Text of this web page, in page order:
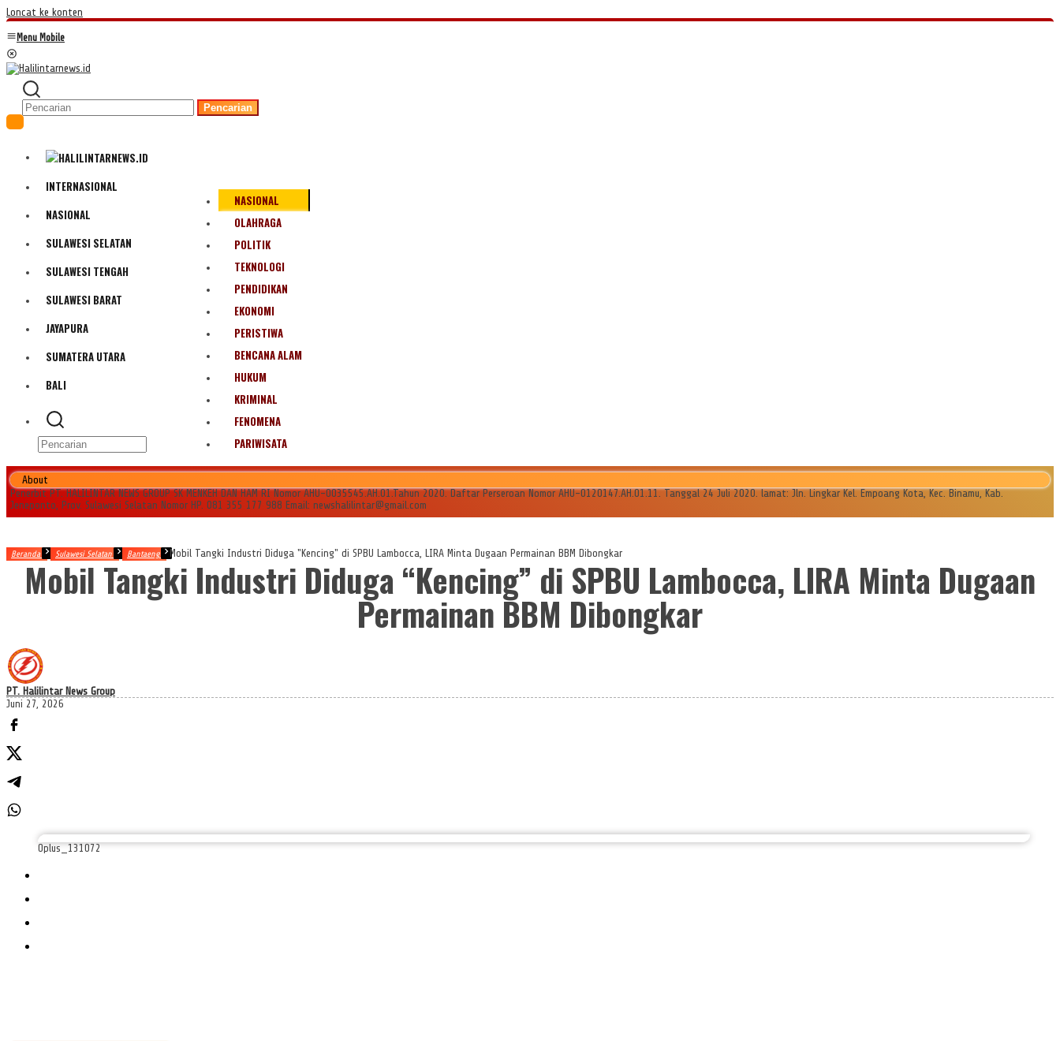
Loncat ke konten
Menu Mobile
Pencarian
INTERNASIONAL
NASIONAL
SULAWESI SELATAN
SULAWESI TENGAH
SULAWESI BARAT
JAYAPURA
SUMATERA UTARA
BALI
NASIONAL
OLAHRAGA
POLITIK
TEKNOLOGI
PENDIDIKAN
EKONOMI
PERISTIWA
BENCANA ALAM
HUKUM
KRIMINAL
FENOMENA
PARIWISATA
About
Penerbit PT. HALILINTAR NEWS GROUP SK MENKEH DAN HAM RI Nomor AHU-0035545.AH.01.Tahun 2020. Daftar Perseroan Nomor AHU-0120147.AH.01.11. Tanggal 24 Juli 2020. lamat: Jln. Lingkar Kel. Empoang Kota, Kec. Binamu, Kab.
Jeneponto, Prov. Sulawesi Selatan Nomor HP. 081 355 177 988 Email: newshalilintar@gmail.com
Beranda Sulawesi Selatan Bantaeng Mobil Tangki Industri Diduga "Kencing" di SPBU Lambocca, LIRA Minta Dugaan Permainan BBM Dibongkar
Mobil Tangki Industri Diduga “Kencing” di SPBU Lambocca, LIRA Minta Dugaan
Permainan BBM Dibongkar
PT. Halilintar News Group
Juni 27, 2026
Oplus_131072